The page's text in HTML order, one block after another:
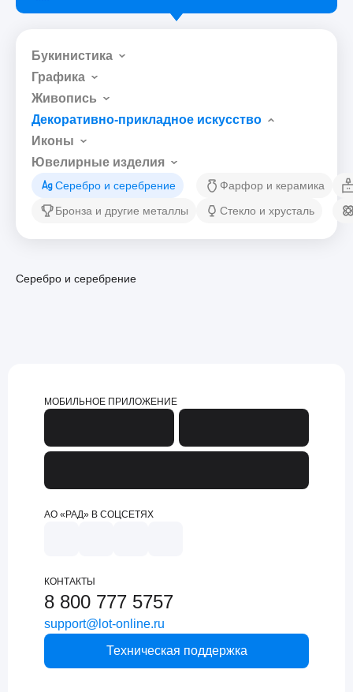
Букинистика
Графика
Живопись
Декоративно-прикладное искусство
Иконы
Ювелирные изделия
Серебро и серебрение
Бронза и другие металлы
Фарфор и керамика
Стекло и хрусталь
Серебро и серебрение
МОБИЛЬНОЕ ПРИЛОЖЕНИЕ
АО «РАД» В СОЦСЕТЯХ
КОНТАКТЫ
8 800 777 5757
support@lot-online.ru
Техническая поддержка